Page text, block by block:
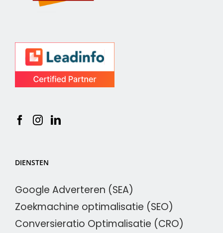
DIENSTEN
Google Adverteren (SEA)
Zoekmachine optimalisatie (SEO)
Conversieratio Optimalisatie (CRO)